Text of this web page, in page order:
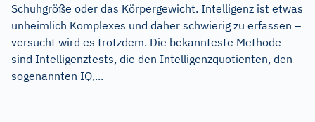
Schuhgröße oder das Körpergewicht. Intelligenz ist etwas
unheimlich Komplexes und daher schwierig zu erfassen –
versucht wird es trotzdem. Die bekannteste Methode
sind Intelligenztests, die den Intelligenzquotienten, den
sogenannten IQ,...